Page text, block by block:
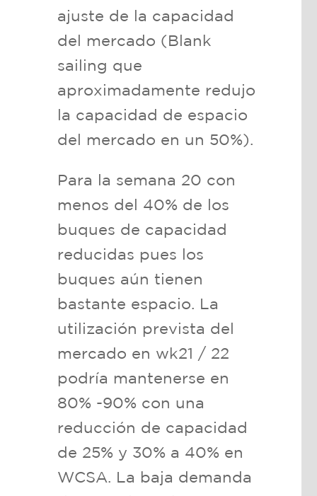
ajuste de la capacidad
del mercado (Blank
sailing que
aproximadamente redujo
la capacidad de espacio
del mercado en un 50%).
Para la semana 20 con
menos del 40% de los
buques de capacidad
reducidas pues los
buques aún tienen
bastante espacio. La
utilización prevista del
mercado en wk21 / 22
podría mantenerse en
80% -90% con una
reducción de capacidad
de 25% y 30% a 40% en
WCSA. La baja demanda